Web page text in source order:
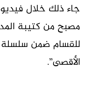
جاء ذلك خلال
مصبح من كتيبة
للقسام ضمن سلسلة
الأقصى”.